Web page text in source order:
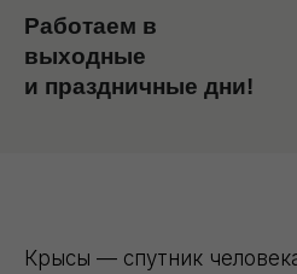
Работаем в
выходные
и праздничные дни!
Крысы — спутник